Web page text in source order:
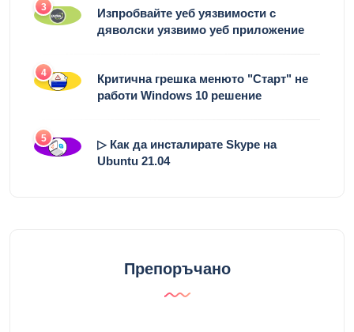
3
Изпробвайте уеб уязвимости с
дяволски уязвимо уеб приложение
4
Критична грешка менюто "Старт" не
работи Windows 10 решение
5
▷ Как да инсталирате Skype на
Ubuntu 21.04
Препоръчано